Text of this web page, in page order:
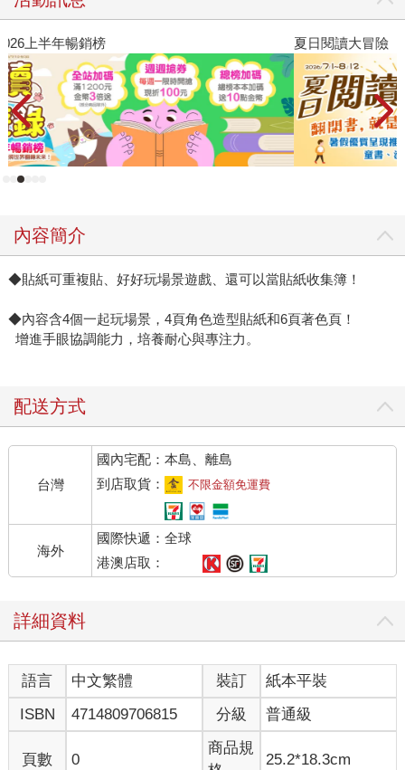
夏日閱讀大冒險
內容簡介
◆貼紙可重複貼、好好玩場景遊戲、還可以當貼紙收集簿！
◆內容含4個一起玩場景，4頁角色造型貼紙和6頁著色頁！
增進手眼協調能力，培養耐心與專注力。
配送方式
台灣
國內宅配：本島、離島
到店取貨：
不限金額免運費
海外
國際快遞：全球
港澳店取：
詳細資料
語言 中文繁體 裝訂
紙本平裝
ISBN
4714809706815 分級 普通級
頁數 0
商品規
25.2*18.3cm